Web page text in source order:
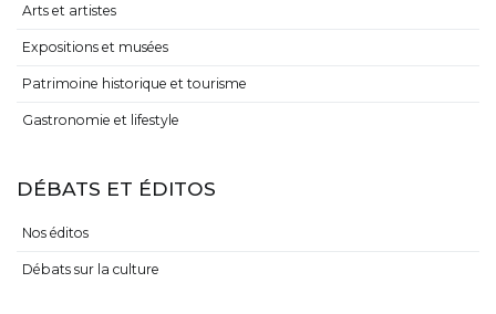
Arts et artistes
Expositions et musées
Patrimoine historique et tourisme
Gastronomie et lifestyle
DÉBATS ET ÉDITOS
Nos éditos
Débats sur la culture